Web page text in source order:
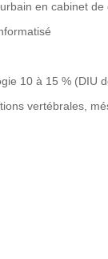
en cabinet de
10 à 15 % (DIU
vertébrales,